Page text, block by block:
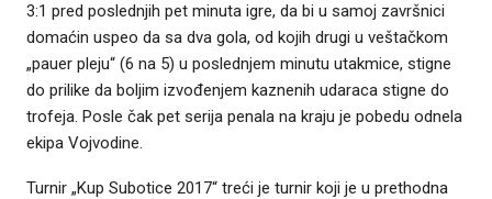
3:1 pred poslednjih pet minuta igre, da bi u samoj završnici
domaćin uspeo da sa dva gola, od kojih drugi u veštačkom
„pauer pleju“ (6 na 5) u poslednjem minutu utakmice, stigne
do prilike da boljim izvođenjem kaznenih udaraca stigne do
trofeja. Posle čak pet serija penala na kraju je pobedu odnela
ekipa Vojvodine.
Turnir „Kup Subotice 2017“ treći je turnir koji je u prethodna